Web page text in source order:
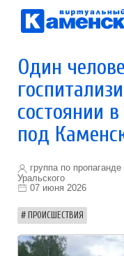
Один
состоянии
под
группа по
Уральского
07 июня 2026
ПРОИСШЕСТВИЯ